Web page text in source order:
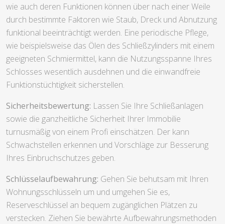
wie auch deren Funktionen können über nach einer Weile
durch bestimmte Faktoren wie Staub, Dreck und Abnutzung
funktional beeinträchtigt werden. Eine periodische Pflege,
wie beispielsweise das Ölen des Schließzylinders mit einem
geeigneten Schmiermittel, kann die Nutzungsspanne Ihres
Schlosses wesentlich ausdehnen und die einwandfreie
Funktionstüchtigkeit sicherstellen.
Sicherheitsbewertung: Lassen Sie Ihre Schließanlagen
sowie die ganzheitliche Sicherheit Ihrer Immobilie
turnusmäßig von einem Profi einschätzen. Der kann
Schwachstellen erkennen und Vorschläge zur Besserung
Ihres Einbruchschutzes geben.
Schlüsselaufbewahrung: Gehen Sie behutsam mit Ihren
Wohnungsschlüsseln um und umgehen Sie es,
Reserveschlüssel an bequem zugänglichen Plätzen zu
verstecken. Ziehen Sie bewährte Aufbewahrungsmethoden